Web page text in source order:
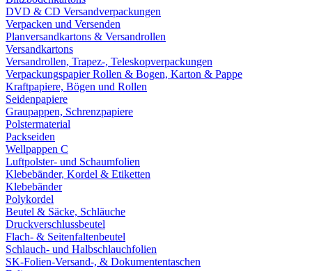
DVD & CD Versandverpackungen
Verpacken und Versenden
Planversandkartons & Versandrollen
Versandkartons
Versandrollen, Trapez-, Teleskopverpackungen
Verpackungspapier Rollen & Bogen, Karton & Pappe
Kraftpapiere, Bögen und Rollen
Seidenpapiere
Graupappen, Schrenzpapiere
Polstermaterial
Packseiden
Wellpappen C
Luftpolster- und Schaumfolien
Klebebänder, Kordel & Etiketten
Klebebänder
Polykordel
Beutel & Säcke, Schläuche
Druckverschlussbeutel
Flach- & Seitenfaltenbeutel
Schlauch- und Halbschlauchfolien
SK-Folien-Versand-, & Dokumententaschen